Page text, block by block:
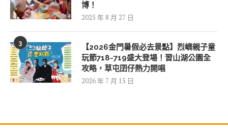
博！
2025 年 8 月 27 日
3
【2026金門暑假必去景點】烈嶼親子童
玩節718-719盛大登場！習山湖公園全
攻略，草屯囝仔熱力開唱
2026 年 7 月 15 日